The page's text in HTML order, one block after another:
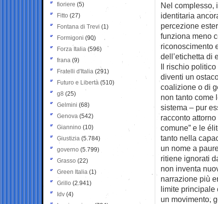
Nel complesso,
identitaria
percezione
funziona meno
riconoscimento
dell’etichetta di
Il rischio
diventi un
coalizione o di
non tanto come
sistema – pur
racconto
comune” e le
tanto nella
un nome a
ritiene ignorati
non inventa
narrazione più
limite principale
un movimento,
fioriere (5)
Fitto (27)
Fontana di Trevi (1)
Formigoni (90)
Forza Italia (596)
frana (9)
Fratelli d'Italia (291)
Futuro e Libertà (510)
g8 (25)
Gelmini (68)
Genova (542)
Giannino (10)
Giustizia (5.784)
governo (5.799)
Grasso (22)
Green Italia (1)
Grillo (2.941)
Idv (4)